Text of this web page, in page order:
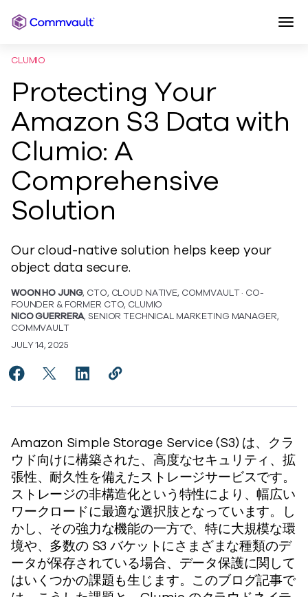
Commvault JP
CLUMIO
Protecting Your
Amazon S3 Data with
Clumio: A
Comprehensive
Solution
Our cloud-native solution helps keep your
object data secure.
WOON HO JUNG, CTO, CLOUD NATIVE, COMMVAULT · CO-
FOUNDER & FORMER CTO, CLUMIO
NICO GUERRERA, SENIOR TECHNICAL MARKETING MANAGER,
COMMVAULT
JULY 14, 2025
Share Protecting Your Amazon S3 Data with Clumio:
Share Protecting Your Amazon S3 Data with
Share Protecting Your Amazon S3 Data
Copy Protecting Your Amazon S3
Amazon Simple Storage Service (S3) は、クラ
ウド向けに構築された、高度なセキュリティ、拡
張性、耐久性を備えたストレージサービスです。
ストレージの非構造化という特性により、幅広い
ワークロードに最適な選択肢となっています。し
かし、その強力な機能の一方で、特に大規模な環
境や、多数の S3 バケットにさまざまな種類のデ
ータが保存されている場合、データ保護に関して
はいくつかの課題も生じます。このブログ記事で